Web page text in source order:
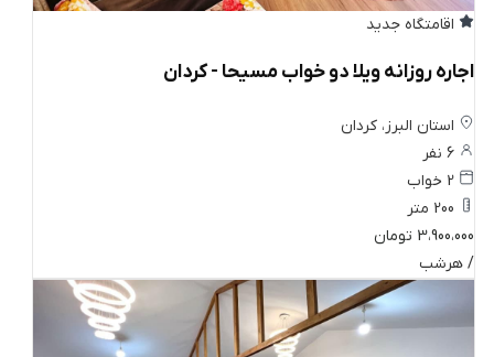
اقامتگاه جدید
اجاره روزانه ویلا دو خواب مسیحا - کردان
استان البرز، کردان
3،900،000 تومان
/ هرشب